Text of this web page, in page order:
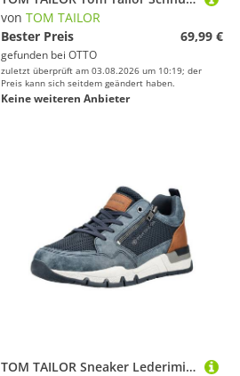
von TOM TAILOR
Bester Preis
69,99 €
gefunden bei OTTO
zuletzt überprüft am 03.08.2026 um 10:19; der
Preis kann sich seitdem geändert haben.
Keine weiteren Anbieter
TOM TAILOR Sneaker Lederimitat/Textil . Sneaker (1-tlg)